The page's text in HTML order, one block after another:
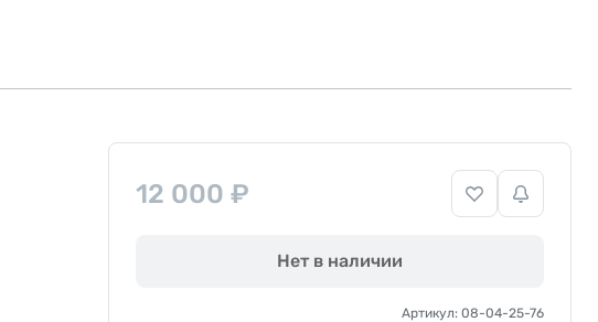
12 000 ₽
Нет в наличии
Артикул: 08-04-25-76